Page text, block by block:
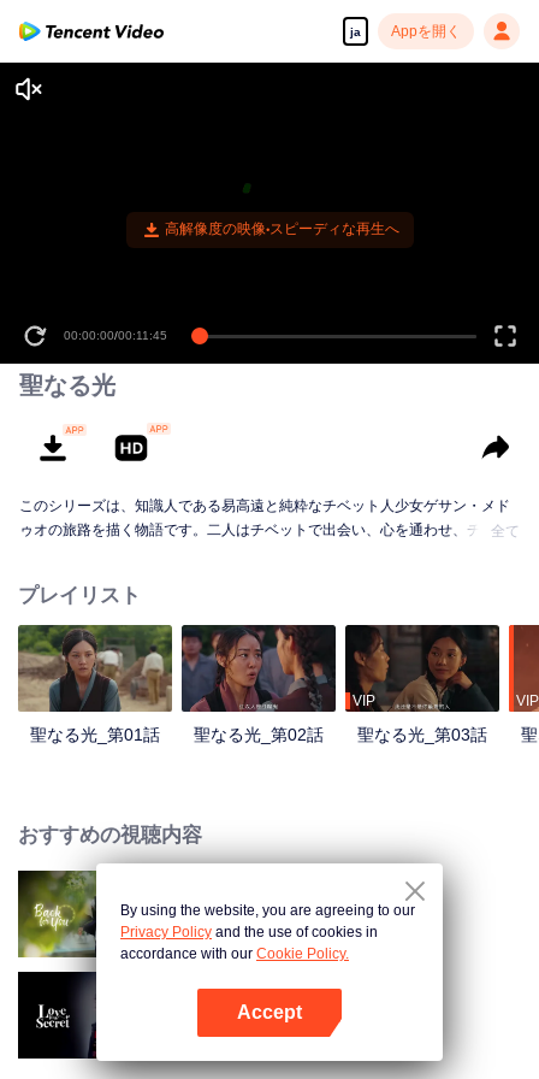
ja Appを開く
高解像度の映像•スピーディな再生へ
00:00:00/00:11:45
聖なる光
このシリーズは、知識人である易高遠と純粋なチベット人少女ゲサン・メド
ゥオの旅路を描く物語です。二人はチベットで出会い、心を通わせ、チベッ
校の創設と発展を描きます。平和解放がチベットとその人々ににもたらした
大きな変化を浮き彫りにし、新チベットの困難ながらも揺るぎない発展の道
のりを描いています。
全て
プレイリスト
聖なる光_第01話 聖なる光_第02話
VIP
聖なる光_第03話
VIP
おすすめの視聴内容
時間に逆らって来る君
秘密の恋
By using the website, you are agreeing to our
Privacy Policy and the use of cookies in
accordance with our Cookie Policy.
Accept